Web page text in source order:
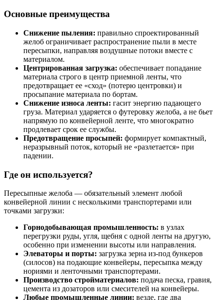
Основные преимущества
Снижение пыления: правильно спроектированный
желоб ограничивает распространение пыли в месте
пересыпки, направляя воздушные потоки вместе с
материалом.
Центрированная загрузка: обеспечивает попадание
материала строго в центр приемной ленты, что
предотвращает ее «сход» (потерю центровки) и
просыпание материала по бортам.
Снижение износа ленты: гасит энергию падающего
груза. Материал ударяется о футеровку желоба, а не бьет
напрямую по конвейерной ленте, что многократно
продлевает срок ее службы.
Предотвращение просыпей: формирует компактный,
неразрывный поток, который не «разлетается» при
падении.
Где он используется?
Пересыпные желоба — обязательный элемент любой
конвейерной линии с несколькими транспортерами или
точками загрузки:
Горнодобывающая промышленность: в узлах
перегрузки руды, угля, щебня с одной ленты на другую,
особенно при изменении высоты или направления.
Элеваторы и порты: загрузка зерна из-под бункеров
(силосов) на подающие конвейеры, пересыпка между
нориями и ленточными транспортерами.
Производство стройматериалов: подача песка, гравия,
цемента из дозаторов или смесителей на конвейеры.
Любые промышленные линии: везде, где два